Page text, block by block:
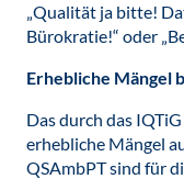
„Qualität ja bitte!
Bürokratie!“ oder
Erhebliche Mängel
Das durch das
erhebliche Mängel
QSAmbPT sind für